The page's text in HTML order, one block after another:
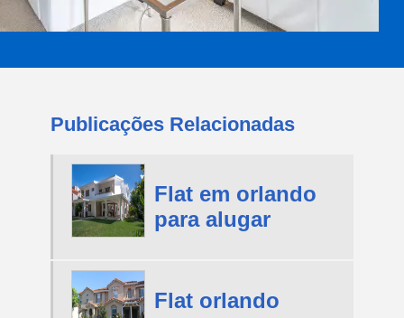
Publicações Relacionadas
Flat em orlando
para alugar
Flat orlando